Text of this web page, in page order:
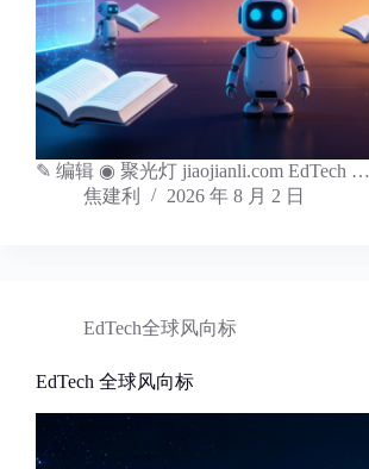
✎ 编辑 ◉ 聚光灯 jiaojianli.com EdTech …
焦建利
2026 年 8 月 2 日
EdTech全球风向标
EdTech 全球风向标